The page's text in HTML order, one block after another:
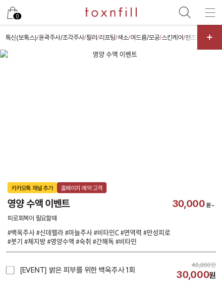
0
톡신(보톡스)/윤곽주사/조각주사/필러/리프팅/색소/여드름/모공/스킨케어/맨즈케어/체형
카카오톡 채널 추가 홈페이지 예약 고객
영양 수액 이벤트 30,000 원~
카카
피로회복이 필요할때
#백옥주사 #신데렐라 #마늘주사 #비타민C #면역력 #만성피로
#붓기 #체지방 #영양수액 #숙취 #간해독 #비타민
[EVENT] 밝은 피부를 위한 백옥주사 1회
40,000원
30,000원